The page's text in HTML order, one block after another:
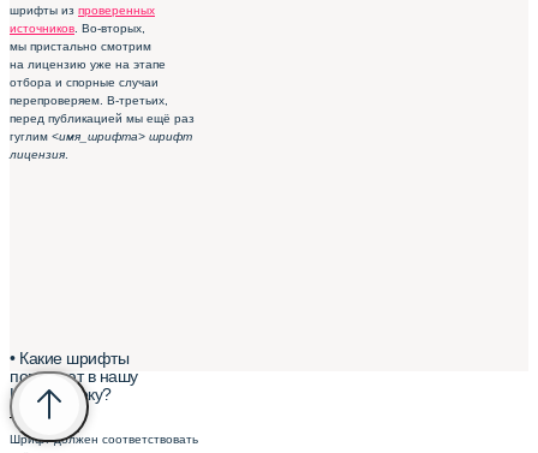
шрифты из проверенных
источников . Во-вторых,
мы пристально смотрим
на лицензию уже на этапе
отбора и спорные случаи
перепроверяем. В-третьих,
перед публикацией мы ещё раз
гуглим <имя_шрифта> шрифт
лицензия
• Какие шрифты
попадают в нашу
Шрифтотеку?
–
Шрифт должен соответствовать